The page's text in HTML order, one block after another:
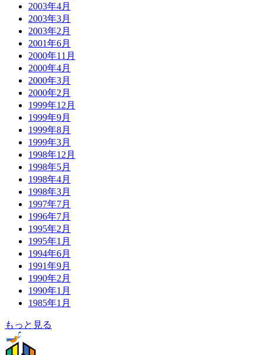
2003年4月
2003年3月
2003年2月
2001年6月
2000年11月
2000年4月
2000年3月
2000年2月
1999年12月
1999年9月
1999年8月
1999年3月
1998年12月
1998年5月
1998年4月
1998年3月
1997年7月
1996年7月
1995年2月
1995年1月
1994年6月
1991年9月
1990年2月
1990年1月
1985年1月
もっと見る